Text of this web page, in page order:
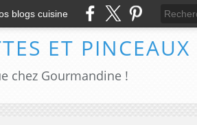
blogs cuisine
ET PINCEAUX
chez Gourmandine !